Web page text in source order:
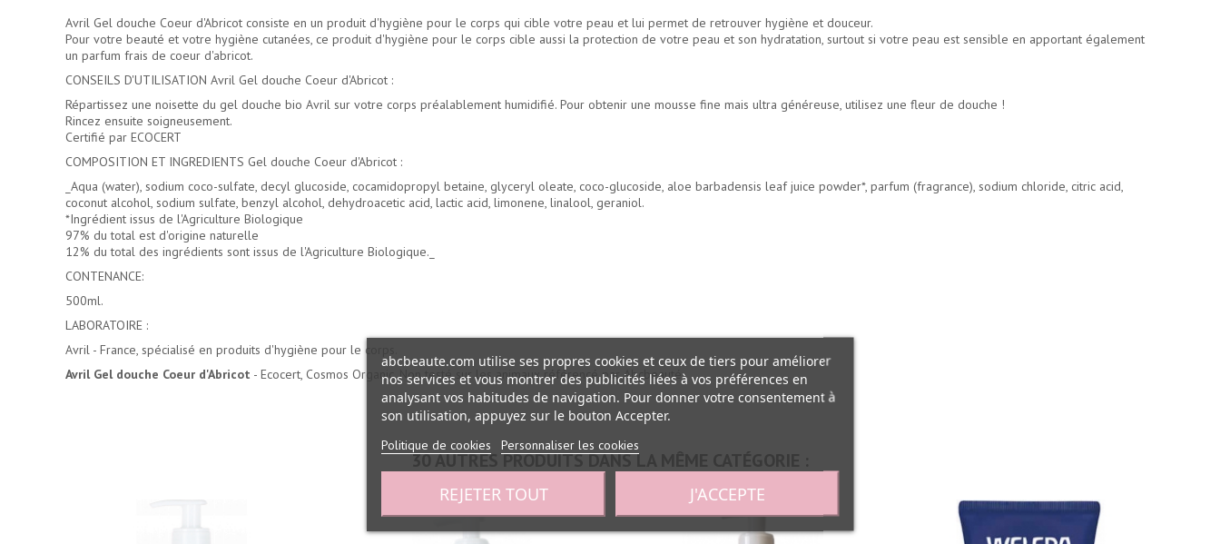
Avril Gel douche Coeur d'Abricot consiste en un produit d'hygiène pour le corps qui cible votre peau et lui permet de retrouver hygiène et douceur.
Pour votre beauté et votre hygiène cutanées, ce produit d'hygiène pour le corps cible aussi la protection de votre peau et son hydratation, surtout si votre peau est sensible en apportant également
un parfum frais de coeur d'abricot.
CONSEILS D'UTILISATION Avril Gel douche Coeur d'Abricot :
Répartissez une noisette du gel douche bio Avril sur votre corps préalablement humidifié. Pour obtenir une mousse fine mais ultra généreuse, utilisez une fleur de douche !
Rincez ensuite soigneusement.
Certifié par ECOCERT
COMPOSITION ET INGREDIENTS Gel douche Coeur d'Abricot :
_Aqua (water), sodium coco-sulfate, decyl glucoside, cocamidopropyl betaine, glyceryl oleate, coco-glucoside, aloe barbadensis leaf juice powder*, parfum (fragrance), sodium chloride, citric acid,
coconut alcohol, sodium sulfate, benzyl alcohol, dehydroacetic acid, lactic acid, limonene, linalool, geraniol.
*Ingrédient issus de l'Agriculture Biologique
97% du total est d'origine naturelle
12% du total des ingrédients sont issus de l'Agriculture Biologique._
CONTENANCE:
500ml.
LABORATOIRE :
Avril - France, spécialisé en produits d'hygiène pour le corps.
Avril Gel douche Coeur d'Abricot - Ecocert, Cosmos Organic, Non testé sur les animaux référencé par Abcbeauté.
30 AUTRES PRODUITS DANS LA MÊME CATÉGORIE :
abcbeaute.com utilise ses propres cookies et ceux de tiers pour améliorer
nos services et vous montrer des publicités liées à vos préférences en
analysant vos habitudes de navigation. Pour donner votre consentement à
son utilisation, appuyez sur le bouton Accepter.
Politique de cookies Personnaliser les cookies
REJETER TOUT J'ACCEPTE